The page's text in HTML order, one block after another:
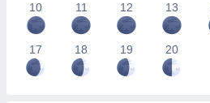
10 11 12 13
17 18 19 20